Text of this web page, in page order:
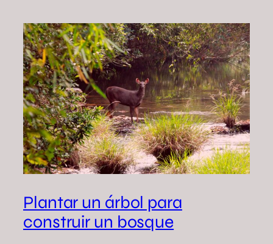
Plantar un árbol para
construir un bosque